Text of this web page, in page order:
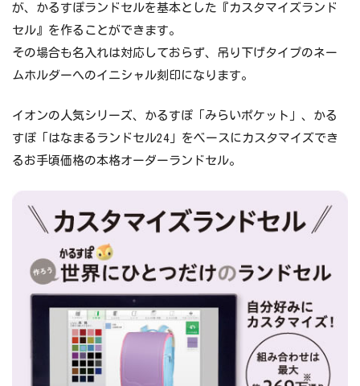
が、かるすぽランドセルを基本とした『カスタマイズランド
セル』を作ることができます。
その場合も名入れは対応しておらず、吊り下げタイプのネー
ムホルダーへのイニシャル刻印になります。
イオンの人気シリーズ、かるすぽ「みらいポケット」、かる
すぽ「はなまるランドセル24」をベースにカスタマイズでき
るお手頃価格の本格オーダーランドセル。